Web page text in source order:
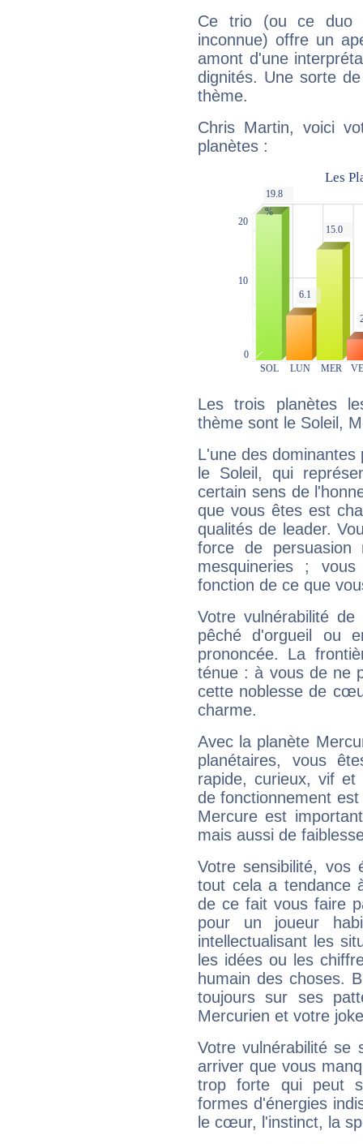
Ce trio (ou ce duo
inconnue) offre un
amont d'une
dignités. Une sorte
thème.
Chris Martin, voici
planètes :
Les trois planètes
thème sont le Soleil,
L'une des
le Soleil, qui
certain sens de
que vous êtes est
qualités de leader.
force de
mesquineries ;
fonction de ce que
Votre vulnérabilité
pêché d'orgueil ou
prononcée. La
ténue : à vous de ne
cette noblesse de
charme.
Avec la planète
planétaires, vous
rapide, curieux, vif et
de fonctionnement
Mercure est
mais aussi de
Votre sensibilité,
tout cela a tendance
de ce fait vous faire
pour un joueur
intellectualisant les
les idées ou les
humain des choses.
toujours sur ses
Mercurien et votre
Votre vulnérabilité se
arriver que vous
trop forte qui peut
formes d'énergies
le cœur, l'instinct, la